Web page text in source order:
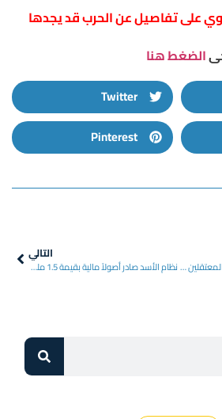
على تفاصيل عن الحرب قد يجدها
الضغط هنا
Twitter
Pinterest
الاحتيال والابتزاز المالي لأهالي المعتقلين والمختفين قسراً
التالي
نظام الأسد صادر أصولاً مالية بقيمة 1.5 مليار دولار أمريكي من المعتقلين